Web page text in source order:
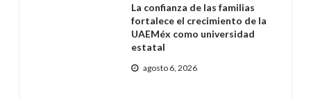
La confianza de las familias
fortalece el crecimiento de la
UAEMéx como universidad
estatal
agosto 6, 2026